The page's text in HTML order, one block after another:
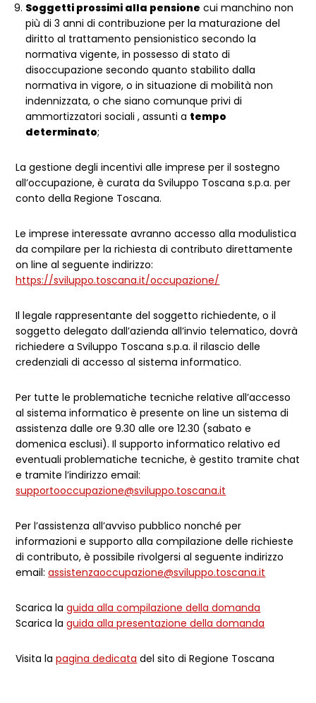
Soggetti prossimi alla pensione cui manchino non
più di 3 anni di contribuzione per la maturazione del
diritto al trattamento pensionistico secondo la
normativa vigente, in possesso di stato di
disoccupazione secondo quanto stabilito dalla
normativa in vigore, o in situazione di mobilità non
indennizzata, o che siano comunque privi di
ammortizzatori sociali , assunti a tempo
determinato;
La gestione degli incentivi alle imprese per il sostegno
all’occupazione, è curata da Sviluppo Toscana s.p.a. per
conto della Regione Toscana.
Le imprese interessate avranno accesso alla modulistica
da compilare per la richiesta di contributo direttamente
on line al seguente indirizzo:
https://sviluppo.toscana.it/occupazione/
Il legale rappresentante del soggetto richiedente, o il
soggetto delegato dall’azienda all’invio telematico, dovrà
richiedere a Sviluppo Toscana s.p.a. il rilascio delle
credenziali di accesso al sistema informatico.
Per tutte le problematiche tecniche relative all’accesso
al sistema informatico è presente on line un sistema di
assistenza dalle ore 9.30 alle ore 12.30 (sabato e
domenica esclusi). Il supporto informatico relativo ed
eventuali problematiche tecniche, è gestito tramite chat
e tramite l’indirizzo email:
supportooccupazione@sviluppo.toscana.it
Per l’assistenza all’avviso pubblico nonché per
informazioni e supporto alla compilazione delle richieste
di contributo, è possibile rivolgersi al seguente indirizzo
email:assistenzaoccupazione@sviluppo.toscana.it
Scarica laguida alla compilazione della domanda
Scarica laguida alla presentazione della domanda
Visita lapagina dedicata del sito di Regione Toscana